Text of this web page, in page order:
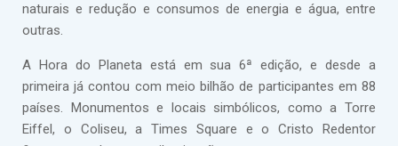
naturais e redução e consumos de energia e água, entre
outras.
A Hora do Planeta está em sua 6ª edição, e desde a
primeira já contou com meio bilhão de participantes em 88
países. Monumentos e locais simbólicos, como a Torre
Eiffel, o Coliseu, a Times Square e o Cristo Redentor